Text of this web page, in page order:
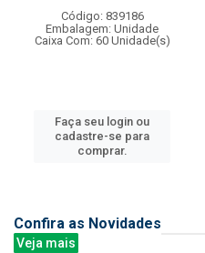
Código: 839186
Embalagem: Unidade
Caixa Com: 60 Unidade(s)
Faça seu login ou
cadastre-se para
comprar.
Confira as Novidades
Veja mais